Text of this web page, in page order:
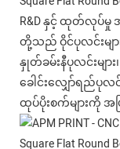
R&D နှင့် ထုတ်လုပ်မှု
တို့သည် ဝိုင်ပုလင်းများ၊
နှုတ်ခမ်းနီပုလင်းများ၊
ခေါင်းလျှော်ရည်ပုလ
ထုပ်ပိုးစက်များကို အ